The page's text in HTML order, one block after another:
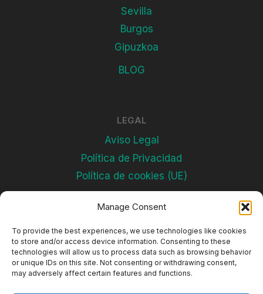
Manage Consent
To provide the best experiences, we use technologies like cookies
to store and/or access device information. Consenting to these
technologies will allow us to process data such as browsing behavior
or unique IDs on this site. Not consenting or withdrawing consent,
may adversely affect certain features and functions.
Sevilla
Burgos
Gipuzkoa
BLOG
LEGAL
Aviso Legal
Política de Privacidad
Política de cookies (UE)
Subscríbete